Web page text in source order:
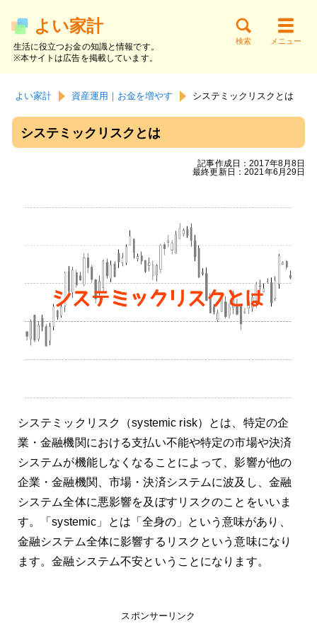
よい家計
生活に役立つお金の知識と情報です。
※本サイトは広告を掲載しています。
メニュー
検索
サイト内検索
お金の知識 貯金と家計 節約と支出
働く・副業 資産運用 借金と返済
よい家計 資産運用｜お金を増やす システミックリスクとは
システミックリスクとは
記事作成日：2017年8月8日
最終更新日：2021年6月29日
システミックリスク（systemic risk）とは、特定の企
業・金融機関における支払い不能や特定の市場や決済
システムが機能しなくなることによって、影響が他の
企業・金融機関、市場・決済システムに波及し、金融
システム全体に悪影響を及ぼすリスクのことをいいま
す。「systemic」とは「全身の」という意味があり、
金融システム全体に影響するリスクという意味になり
ます。金融システム不安ということになります。
スポンサーリンク